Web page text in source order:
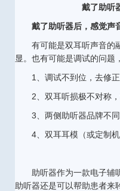
戴了助听
戴了助听器后，感觉声
有可能是双耳听声音的
显。也有可能是调试的问题
1、调试不到位，去修正
2、双耳听损极不对称
3、两侧助听器品牌不
4、双耳耳模（或定制
助听器作为一款电子辅
助听器还是可以帮助患者来